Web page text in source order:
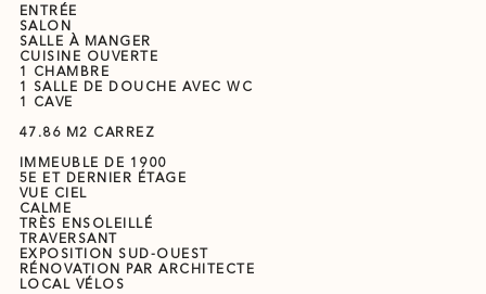
ENTRÉE
SALON
SALLE À MANGER
CUISINE OUVERTE
1 CHAMBRE
1 SALLE DE DOUCHE AVEC WC
1 CAVE
47.86 M2 CARREZ
IMMEUBLE DE 1900
5E ET DERNIER ÉTAGE
VUE CIEL
CALME
TRÈS ENSOLEILLÉ
TRAVERSANT
EXPOSITION SUD-OUEST
RÉNOVATION PAR ARCHITECTE
LOCAL VÉLOS